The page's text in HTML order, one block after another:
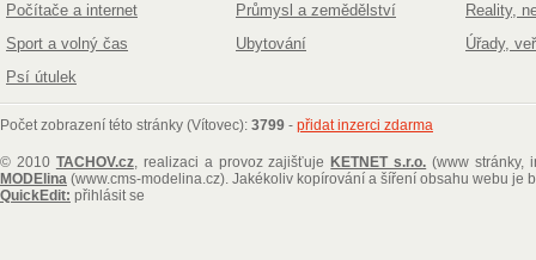
Počítače a internet
Průmysl a zemědělství
Reality,
Sport a volný čas
Ubytování
Úřady,
Psí útulek
Počet zobrazení této stránky (Vítovec): 3799 - přidat inzerci zdarma
© 2010 TACHOV.cz, realizaci a provoz zajišťuje KETNET s.r.o. (www stránky,
MODElina (www.cms-modelina.cz). Jakékoliv kopírování a šíření obsahu webu je
QuickEdit: přihlásit se